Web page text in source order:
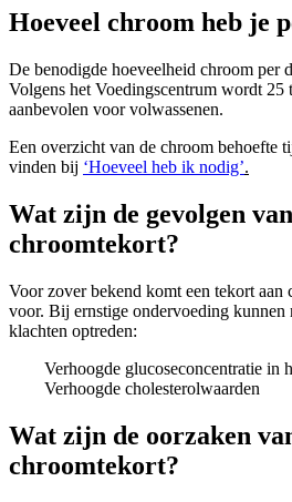
Hoeveel chroom heb je
De benodigde hoeveelheid chroom per
Volgens het Voedingscentrum wordt 25
aanbevolen voor volwassenen.
Een overzicht van de chroom behoefte
vinden bij ‘Hoeveel heb ik nodig’.
Wat zijn de gevolgen
chroomtekort?
Voor zover bekend komt een tekort
voor. Bij ernstige ondervoeding
klachten optreden:
Verhoogde glucoseconcentratie in
Verhoogde cholesterolwaarden
Wat zijn de oorzaken
chroomtekort?